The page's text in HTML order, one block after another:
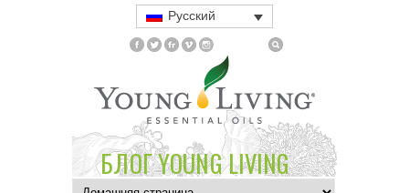
Русский
БЛОГ YOUNG LIVING